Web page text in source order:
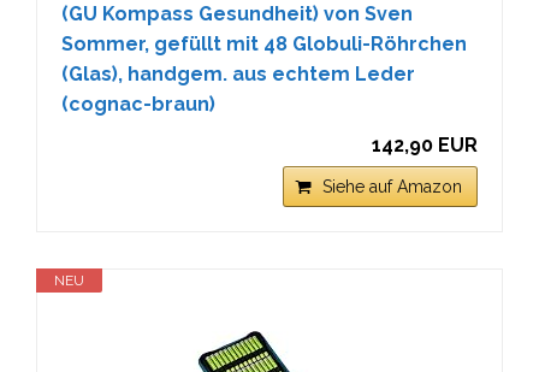
(GU Kompass Gesundheit) von Sven
Sommer, gefüllt mit 48 Globuli-Röhrchen
(Glas), handgem. aus echtem Leder
(cognac-braun)
142,90 EUR
Siehe auf Amazon
NEU